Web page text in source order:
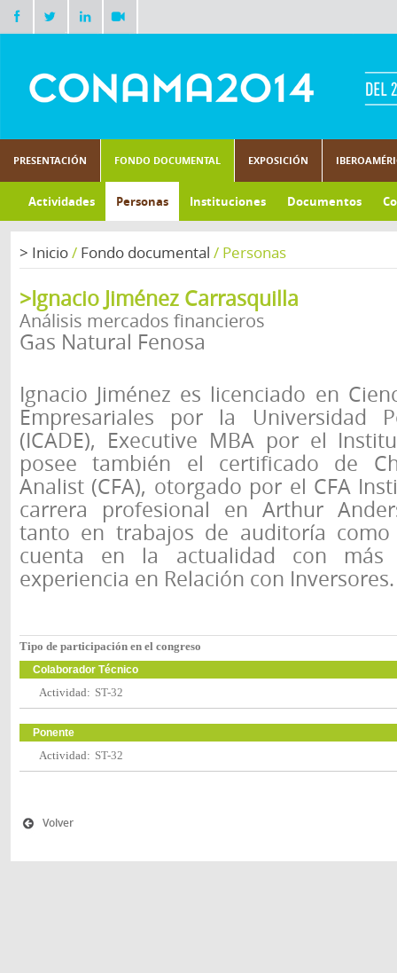
PRESENTACIÓN FONDO DOCUMENTAL EXPOSICIÓN
Actividades Personas Instituciones Documentos
> Inicio/ Fondo documental / Personas
>Ignacio Jiménez Carrasquilla
Análisis mercados financieros
Gas Natural Fenosa
Ignacio Jiménez es licenciado en
Empresariales por la Universidad
(ICADE), Executive MBA por el
posee también el certificado de
Analist (CFA), otorgado por el CFA
carrera profesional en Arthur
tanto en trabajos de auditoría
cuenta en la actualidad con
experiencia en Relación con Inversores.
Tipo de participación en el congreso
Colaborador Técnico
Actividad: ST-32
Ponente
Actividad: ST-32
Volver